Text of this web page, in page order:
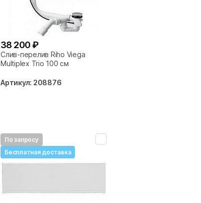
38 200 ₽
Слив-перелив Riho Viega
Multiplex Trio 100 см
Артикул: 208876
По запросу
Бесплатная доставка